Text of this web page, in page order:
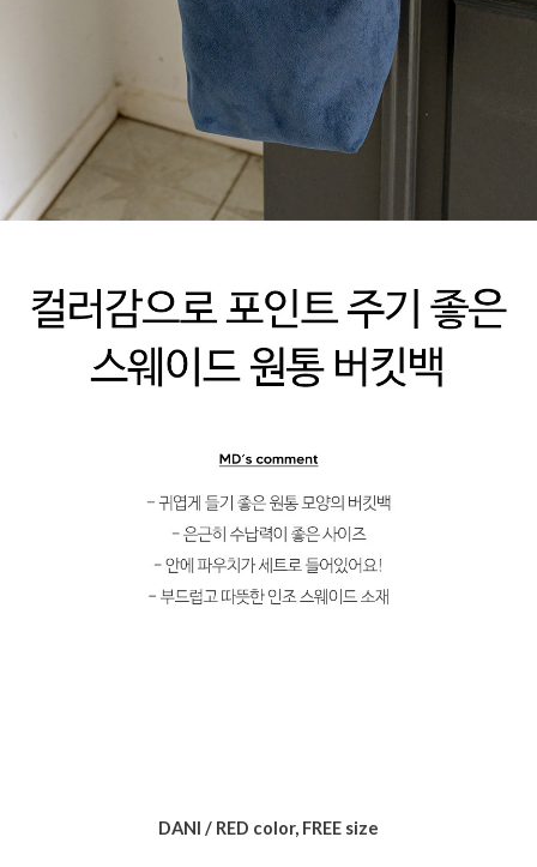
DANI / RED color, FREE size